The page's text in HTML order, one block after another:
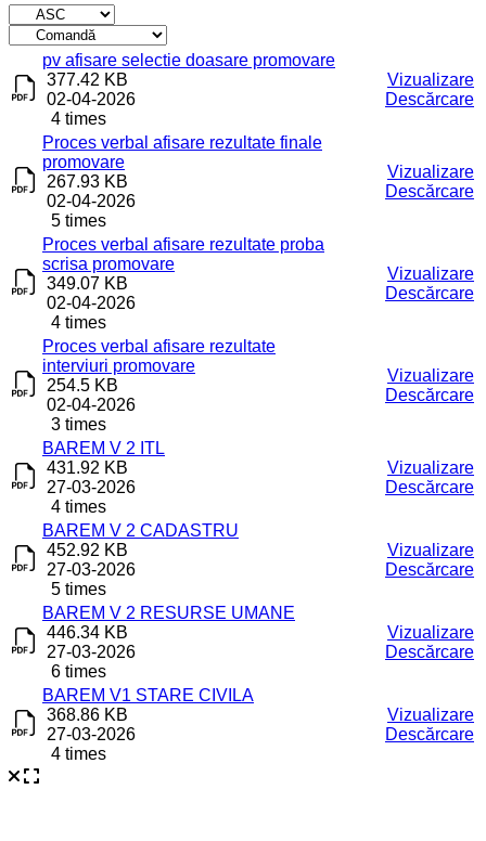
Titlu
Descărcare
pv afisare selectie doasare promovare
377.42 KB
02-04-2026
4 times
Vizualizare
Descărcare
Proces verbal afisare rezultate finale
promovare
267.93 KB
02-04-2026
5 times
Vizualizare
Descărcare
Proces verbal afisare rezultate proba
scrisa promovare
349.07 KB
02-04-2026
4 times
Vizualizare
Descărcare
Proces verbal afisare rezultate
interviuri promovare
254.5 KB
02-04-2026
3 times
Vizualizare
Descărcare
BAREM V 2 ITL
431.92 KB
27-03-2026
4 times
Vizualizare
Descărcare
BAREM V 2 CADASTRU
452.92 KB
27-03-2026
5 times
Vizualizare
Descărcare
BAREM V 2 RESURSE UMANE
446.34 KB
27-03-2026
6 times
Vizualizare
Descărcare
BAREM V1 STARE CIVILA
368.86 KB
27-03-2026
4 times
Vizualizare
Descărcare